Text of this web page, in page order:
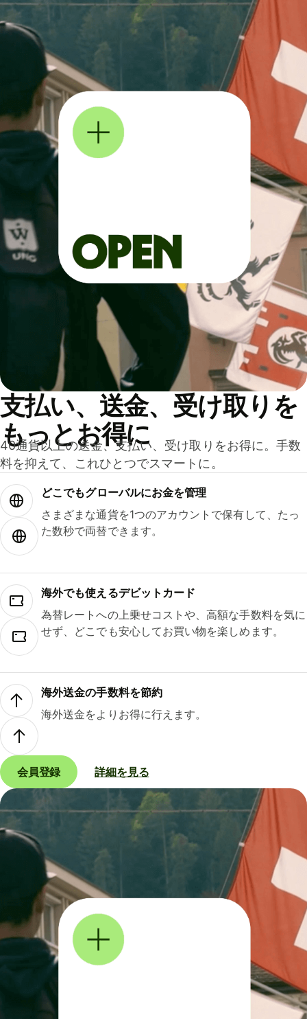
支払い、送金、受け取りを
もっとお得に
40通貨以上の送金、支払い、受け取りをお得に。手数
料を抑えて、これひとつでスマートに。
どこでもグ⁠ロ⁠ー⁠バ⁠ルにお金を管理
さまざまな通貨を1つのアカウントで保有して、たっ
た数秒で両替できます。
海外でも使えるデビットカード
為替レートへの上乗せコストや、高額な手数料を気に
せず、どこでも安心してお買い物を楽しめます。
海外送金の手数料を節約
海外送金をよりお得に行えます。
会員登録 詳細を見る